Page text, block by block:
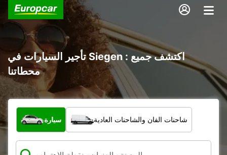
تأجير السيارات في Siegen : اكتشف جميع
محطاتنا
ما نوع المركبة؟
سيارة شاحنات الفان والشاحنات العادية